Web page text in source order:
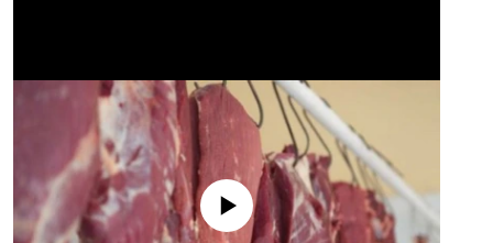
No media source currently available